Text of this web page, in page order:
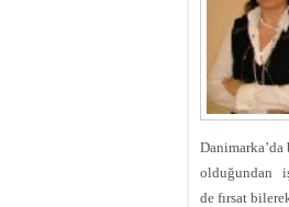
olduğundan
de fırsat